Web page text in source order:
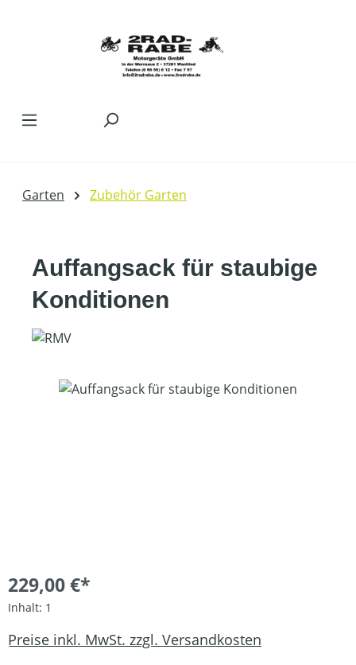
Garten Zubehör Garten
Auffangsack für staubige
Konditionen
Bildergalerie überspringen
229,00 €*
Inhalt: 1
Preise inkl. MwSt. zzgl. Versandkosten